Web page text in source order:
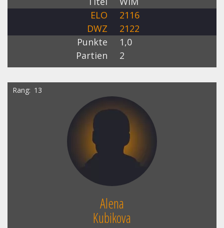
ELO
2116
DWZ
2122
Punkte
1,0
Partien
2
Rang 13
Alena
Kubikova